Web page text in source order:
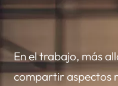
En el trabajo, más
compartir aspectos